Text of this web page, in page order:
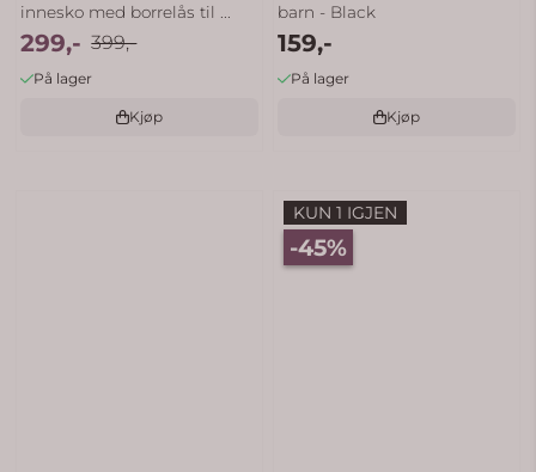
innesko med borrelås til ...
299,- 399,-
På lager
Kjøp
barn - Black
159,-
På lager
Kjøp
KUN 1 IGJEN
-45%